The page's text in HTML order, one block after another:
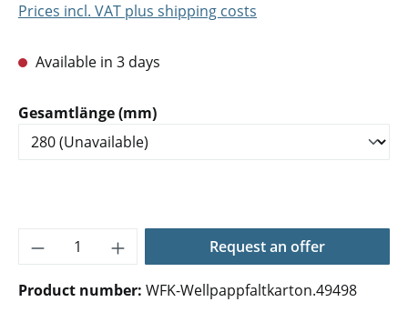
Prices incl. VAT plus shipping costs
Available in 3 days
Select
Gesamtlänge (mm)
Product Quantity: Enter the desired
Request an offer
Product number: WFK-Wellpappfaltkarton.49498